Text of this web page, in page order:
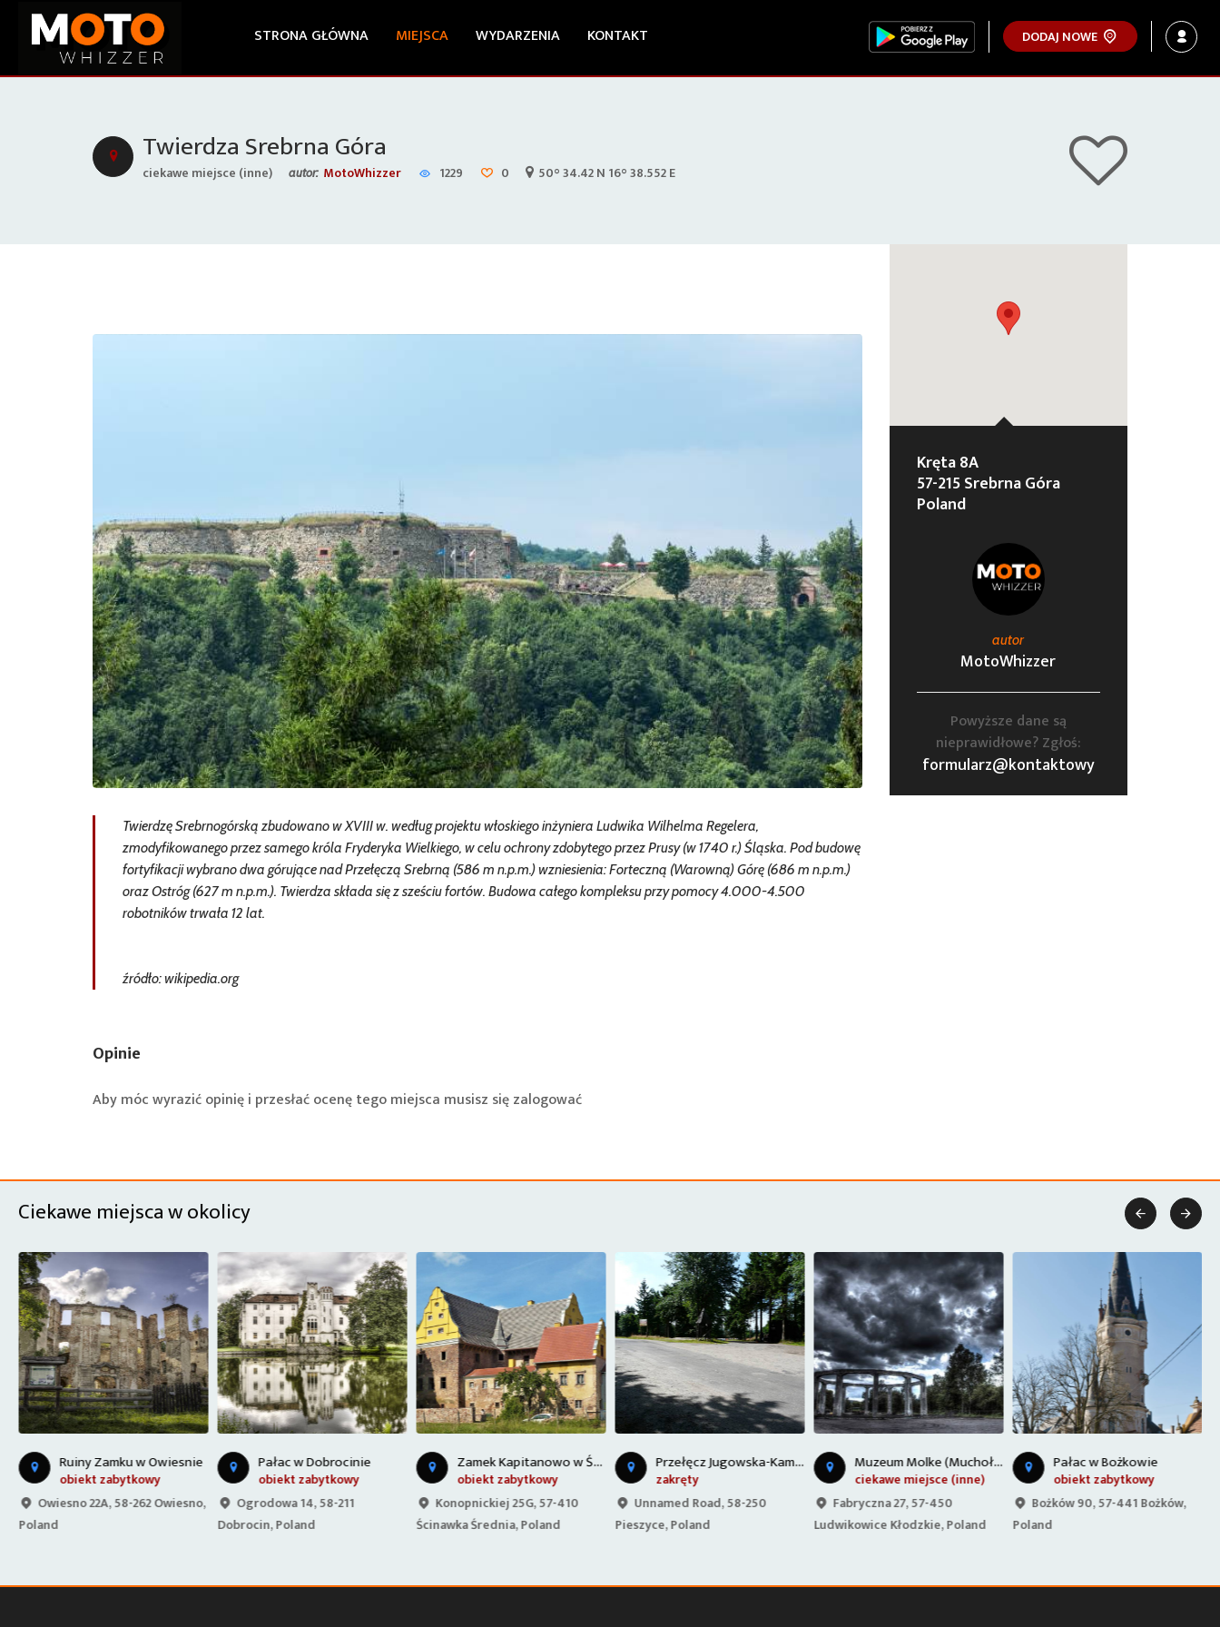
STRONA GŁÓWNA MIEJSCA WYDARZENIA KONTAKT DODAJ NOWE
Twierdza Srebrna Góra
ciekawe miejsce (inne) autor: MotoWhizzer 1229 0 50° 34.42 N 16° 38.552 E
Twierdzę Srebrnogórską zbudowano w XVIII w. według projektu włoskiego inżyniera Ludwika Wilhelma Regelera,
zmodyfikowanego przez samego króla Fryderyka Wielkiego, w celu ochrony zdobytego przez Prusy (w 1740 r.) Śląska. Pod budowę
fortyfikacji wybrano dwa górujące nad Przełęczą Srebrną (586 m n.p.m.) wzniesienia: Forteczną (Warowną) Górę (686 m n.p.m.)
oraz Ostróg (627 m n.p.m.). Twierdza składa się z sześciu fortów. Budowa całego kompleksu przy pomocy 4.000-4.500
robotników trwała 12 lat.
źródło: wikipedia.org
Opinie
Aby móc wyrazić opinię i przesłać ocenę tego miejsca musisz sięzalogować
Kręta 8A
57-215 Srebrna Góra
Poland
autor
MotoWhizzer
Powyższe dane są
nieprawidłowe? Zgłoś:
formularz@kontaktowy
Ciekawe miejsca w okolicy
Ruiny Zamku w Owiesnie
obiekt zabytkowy
Owiesno 22A, 58-262 Owiesno,
Poland
Pałac w Dobrocinie
obiekt zabytkowy
Ogrodowa 14, 58-211
Dobrocin, Poland
Z
amek Kapitanowo w Ścinawce Średniej
obiekt zabytkowy
Konopnickiej 25G, 57-410
Ścinawka Średnia, Poland
P
rzełęcz Jugowska-Kamionki
zakręty
Unnamed Road, 58-250
Pieszyce, Poland
M
uzeum Molke (Muchołapka)
ciekawe miejsce (inne)
Fabryczna 27, 57-450
Ludwikowice Kłodzkie, Poland
Pałac w Bożkowie
obiekt zabytkowy
Bożków 90, 57-441 Bożków,
Poland
 